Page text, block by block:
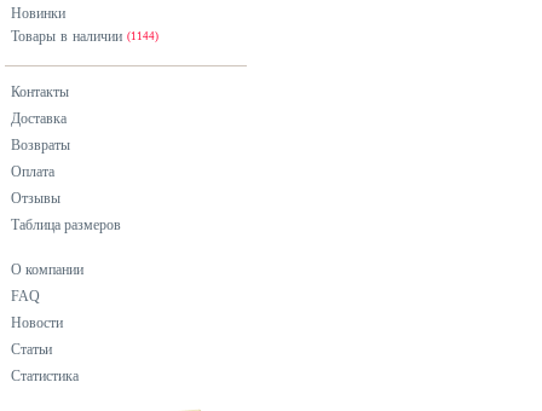
Новинки
Товары в наличии (1144)
Контакты
Доставка
Возвраты
Оплата
Отзывы
Таблица размеров
О компании
FAQ
Новости
Статьи
Статистика